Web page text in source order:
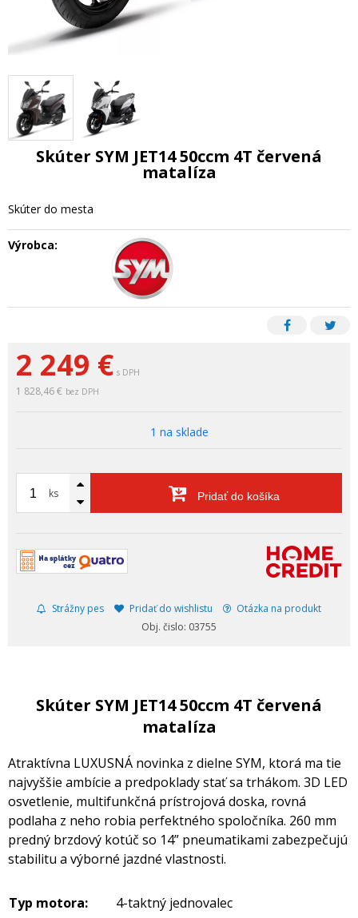
2 249 € s DPH
1 828,46 € bez DPH
1 na sklade
ks Pridať do košíka
Strážny pes Pridať do wishlistu
Otázka na produkt
Obj. čislo: 03755
Skúter SYM JET14 50ccm 4T červená
matalíza
Skúter do mesta
Výrobca:
Skúter SYM JET14 50ccm 4T červená
matalíza
Atraktívna LUXUSNÁ novinka z dielne SYM, ktorá ma tie
najvyššie ambície a predpoklady stať sa trhákom. 3D LED
osvetlenie, multifunkčná prístrojová doska, rovná
podlaha z neho robia perfektného spoločníka. 260 mm
predný brzdový kotúč so 14” pneumatikami zabezpečujú
stabilitu a výborné jazdné vlastnosti.
Typ motora:
4-taktný jednovalec